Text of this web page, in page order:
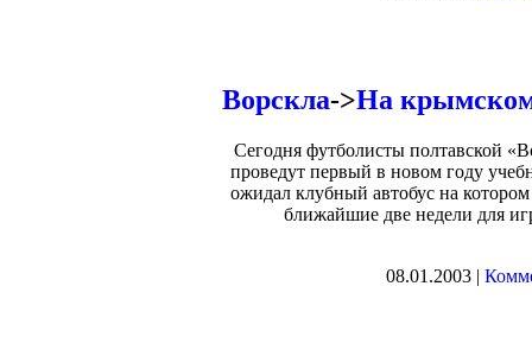
Ворскла->На
Сегодня футболисты полтавской
проведут первый в новом году
ожидал клубный автобус на
ближайшие две недели для
08.01.2003 |